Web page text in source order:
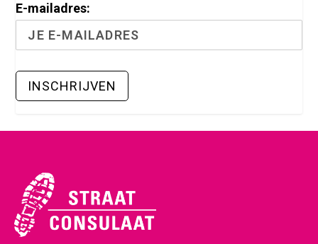
E-mailadres: